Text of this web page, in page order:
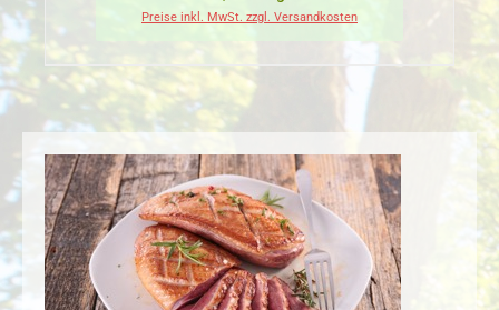
Preise inkl. MwSt. zzgl. Versandkosten